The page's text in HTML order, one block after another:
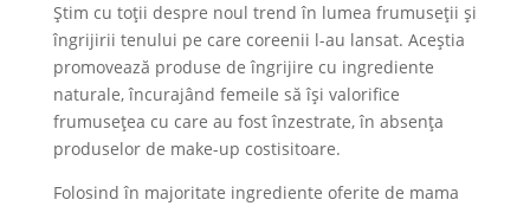
Știm cu toții despre noul trend în lumea frumuseții și
îngrijirii tenului pe care coreenii l-au lansat. Aceștia
promovează produse de îngrijire cu ingrediente
naturale, încurajând femeile să își valorifice
frumusețea cu care au fost înzestrate, în absența
produselor de make-up costisitoare.
Folosind în majoritate ingrediente oferite de mama